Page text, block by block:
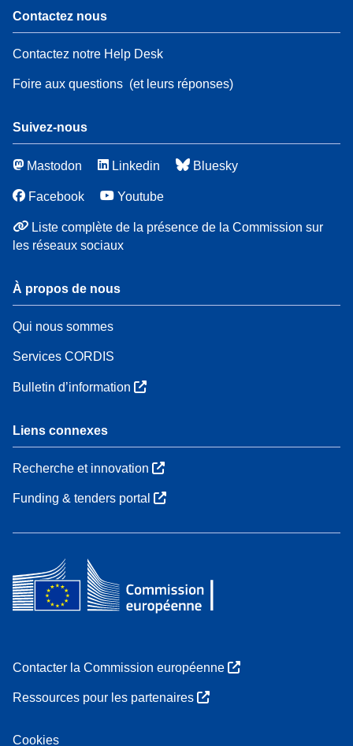
Contactez nous
Contactez notre Help Desk
Foire aux questions (et leurs réponses)
Suivez-nous
Mastodon Linkedin Bluesky
Facebook Youtube
Liste complète de la présence de la Commission sur
les réseaux sociaux
À propos de nous
Qui nous sommes
Services CORDIS
Bulletin d’information
Liens connexes
Recherche et innovation
Funding & tenders portal
Contacter la Commission européenne
Ressources pour les partenaires
Cookies